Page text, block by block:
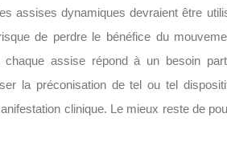
assises dynamiques devraient être
de perdre le bénéfice du
chaque assise répond à un besoin
la préconisation de tel ou tel
clinique. Le mieux reste de